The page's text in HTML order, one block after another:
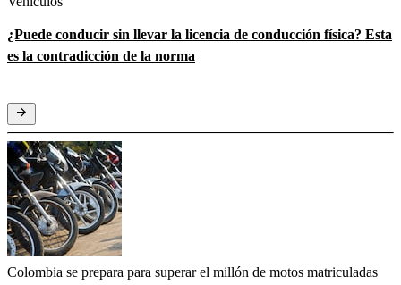
¿Puede conducir sin llevar la licencia de conducción física? Esta
es la contradicción de la norma
Colombia se prepara para superar el millón de motos matriculadas